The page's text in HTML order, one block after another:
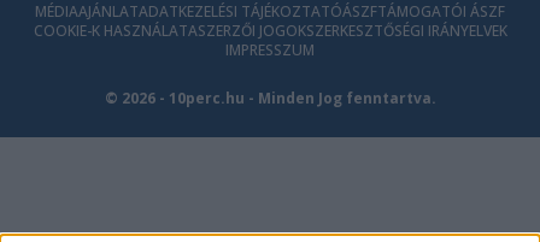
MÉDIAAJÁNLATADATKEZELÉSI TÁJÉKOZTATÓÁSZFTÁMOGATÓI ÁSZF
COOKIE-K HASZNÁLATASZERZŐI JOGOKSZERKESZTŐSÉGI IRÁNYELVEK
IMPRESSZUM
© 2026 - 10perc.hu - Minden Jog fenntartva.